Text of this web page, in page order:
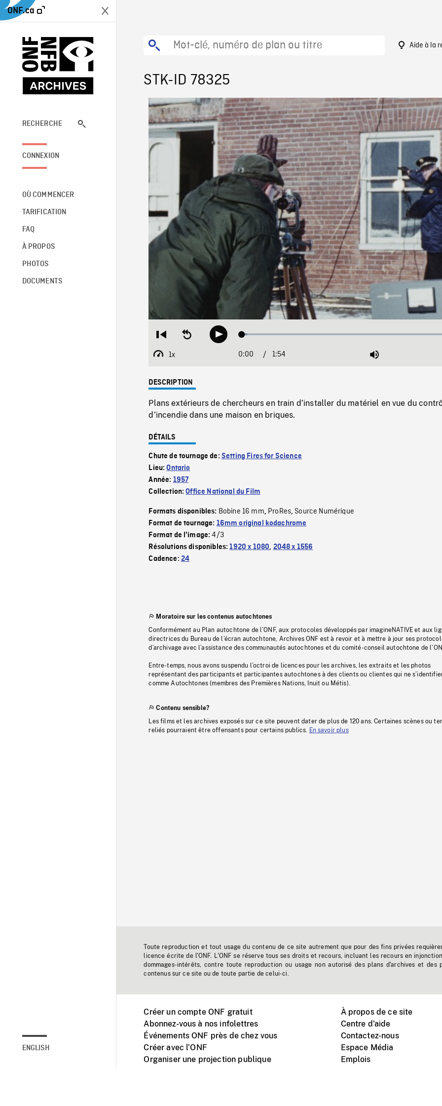
ONF.ca
RECHERCHE
CONNEXION
OÙ COMMENCER
TARIFICATION
FAQ
À PROPOS
PHOTOS
DOCUMENTS
ENGLISH
Aide à la
STK-ID 78325
Restart
beginning
Seek
backwardPlay Loaded:
1x
Playback
Current
0:00 / 1:54 Mute
DESCRIPTION
Plans extérieurs de chercheurs en train d’installer du matériel en vue du
d’incendie dans une maison en briques.
DÉTAILS
Chute de tournage de: Setting Fires for Science
Lieu:Ontario
Année: 1957
Collection:Office National du Film
Formats disponibles: Bobine 16 mm, ProRes,Source Numérique
Format de tournage: 16mm original kodachrome
Format de l'image:4/3
Résolutions disponibles:1920 x 1080, 2048 x 1556
Cadence: 24
Moratoire sur les contenus autochtones
Conformément au Plan autochtone de l’ONF, aux protocoles développés par imagineNATIVE et aux
directrices du Bureau de l’écran autochtone, Archives ONF est à revoir et à mettre à jour ses
d’archivage avec l’assistance des communautés autochtones et du comité-conseil autochtone de
Entre-temps, nous avons suspendu l’octroi de licences pour les archives, les extraits et les photos
représentant des participants et participantes autochtones à des clients ou clientes qui ne
comme Autochtones (membres des Premières Nations, Inuit ou Métis).
Contenu sensible?
Les films et les archives exposés sur ce site peuvent dater de plus de 120 ans. Certaines scènes ou
reliés pourraient être offensants pour certains publics.
En savoir plus
Toute reproduction et tout usage du contenu de ce site autrement que pour des fins privées
licence écrite de l'ONF. L'ONF se réserve tous ses droits et recours, incluant les recours en
dommages-intérêts, contre toute reproduction ou usage non autorisé des plans d'archives et des
contenus sur ce site ou de toute partie de celui-ci.
Créer un compte ONF gratuit
Abonnez-vous à nos infolettres
Événements ONF près de chez vous
Créer avec l’ONF
Organiser une projection publique
À propos de ce site
Centre d'aide
Contactez-nous
Espace Média
Emplois